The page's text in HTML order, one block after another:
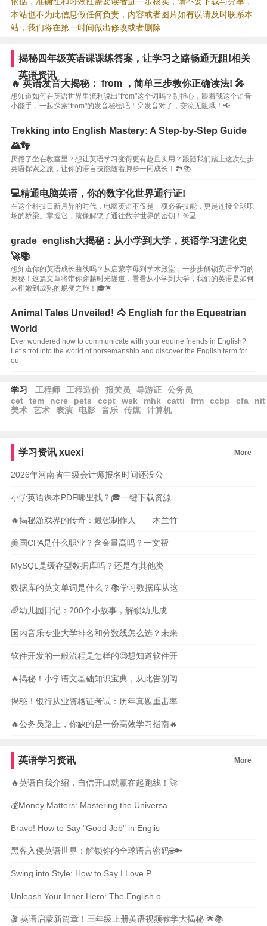
本站也不为此信息做任何负责，内容或者图片如有误请及时联系本
站，我们将在第一时间做出修改或者删除
揭秘四年级英语课课练答案，让学习之路畅通无阻!相关
英语资讯
🔥 英语发音大揭秘： from ，简单三步教你正确读法! 🎤
想知道如何在英语世界里流利说出"from"这个词吗？别担心，跟着我这个语音
小能手，一起探索"from"的发音秘密吧！🎈发音对了，交流无阻哦！📢
Trekking into English Mastery: A Step-by-Step Guide
🌄👣
厌倦了坐在教室里？想让英语学习变得更有趣且实用？跟随我们踏上这次徒步
英语探索之旅，让你的语言技能随着脚步一同成长！🏞️📚
💻精通电脑英语，你的数字化世界通行证!
在这个科技日新月异的时代，电脑英语不仅是一项必备技能，更是连接全球职
场的桥梁。掌握它，就像解锁了通往数字世界的密钥！🎯💻
grade_english大揭秘：从小学到大学，英语学习进化史
🚀📚
想知道你的英语成长曲线吗？从启蒙字母到学术殿堂，一步步解锁英语学习的
奥秘！这篇文章将带你穿越时光隧道，看看从小学到大学，我们的英语是如何
从稚嫩到成熟的蜕变之旅！🎓🌟
Animal Tales Unveiled! 🐴 English for the Equestrian
World
Ever wondered how to communicate with your equine friends in English?
Let s trot into the world of horsemanship and discover the English term for
ou
学习 工程师 工程造价 报关员 导游证
公务员
cet
tem ncre pets ccpt wsk mhk catti frm ccbp cfa
nit
美术
艺术 表演 电影 音乐 传媒 计算机
学习资讯 xuexi More
2026年河南省中级会计师报名时间还没公
小学英语课本PDF哪里找？🎓一键下载资源
🔥揭秘游戏界的传奇：最强制作人——木兰竹
美国CPA是什么职业？含金量高吗？一文帮
MySQL是缓存型数据库吗？还是有其他类
数据库的英文单词是什么？📚学习数据库从这
🌈幼儿园日记：200个小故事，解锁幼儿成
国内音乐专业大学排名和分数线怎么选？未来
软件开发的一般流程是怎样的🧐想知道软件开
🔥揭秘！小学语文基础知识宝典，从此告别阅
揭秘！银行从业资格证考试：历年真题重击率
🔥公务员路上，你缺的是一份高效学习指南🔥
英语学习资讯 More
🔥英语自我介绍，自信开口就赢在起跑线！🚀
💰Money Matters: Mastering the Universa
Bravo! How to Say "Good Job" in Englis
黑客入侵英语世界：解锁你的全球语言密码🌐🔑
Swing into Style: How to Say I Love P
Unleash Your Inner Hero: The English o
🎬 英语启蒙新篇章！三年级上册英语视频教学大揭秘 🌟📚